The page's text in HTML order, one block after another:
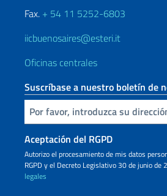
Fax. + 54 11 5252-6803
iicbuenosaires@esteri.it
Oficinas centrales
Suscríbase a nuestro boletín de
Inserta tu correo electronico
Aceptación del RGPD
Autorizo ​​el procesamiento de mis datos
RGPD y el Decreto Legislativo 30 de junio de
legales